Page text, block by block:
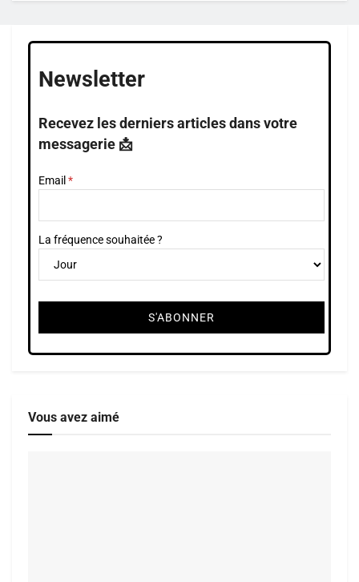
Newsletter
Recevez les derniers articles dans votre
messagerie 📩
Email
La fréquence souhaitée ?
Vous avez aimé